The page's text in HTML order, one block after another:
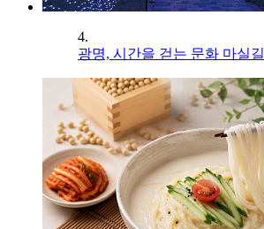
4.
광명, 시간을 걷는 문화 마실길